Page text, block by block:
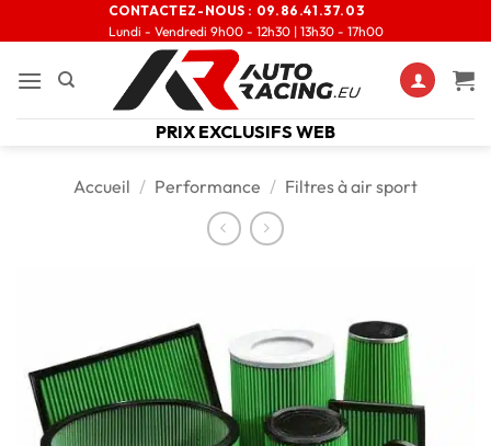
CONTACTEZ-NOUS : 09.86.41.37.03
Lundi - Vendredi 9h00 - 12h30 | 13h30 - 17h00
PRIX EXCLUSIFS WEB
Accueil / Performance / Filtres à air sport